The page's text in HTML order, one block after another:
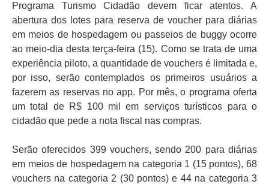
Programa Turismo Cidadão devem ficar atentos. A
abertura dos lotes para reserva de voucher para diárias
em meios de hospedagem ou passeios de buggy ocorre
ao meio-dia desta terça-feira (15). Como se trata de uma
experiência piloto, a quantidade de vouchers é limitada e,
por isso, serão contemplados os primeiros usuários a
fazerem as reservas no app. Por mês, o programa oferta
um total de R$ 100 mil em serviços turísticos para o
cidadão que pede a nota fiscal nas compras.
Serão oferecidos 399 vouchers, sendo 200 para diárias
em meios de hospedagem na categoria 1 (15 pontos), 68
vouchers na categoria 2 (30 pontos) e 44 na categoria 3